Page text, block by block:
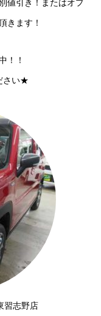
値引き！またはオプ
きます！
！！
さい★
習志野店